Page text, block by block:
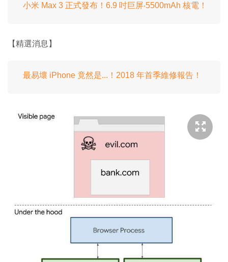
小米 Max 3 正式發布！6.9 吋巨屏‧5500mAh 核電！
【精選消息】
最易壞 iPhone 竟然是...！2018 年首季維修報告！